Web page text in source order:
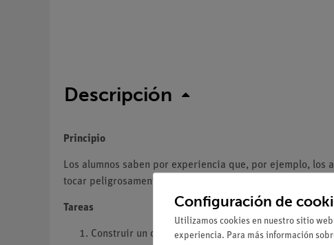
Descripción
Principio
Los alumnos saben por experiencia que, por ejemplo,
tocar peligrosamente las partes activas. A partir de ahí,
Tareas
Construir un circuito interrumpido con pinzas de
Configuración de
Utilizamos cookies en nuestro sitio
experiencia. Para más información